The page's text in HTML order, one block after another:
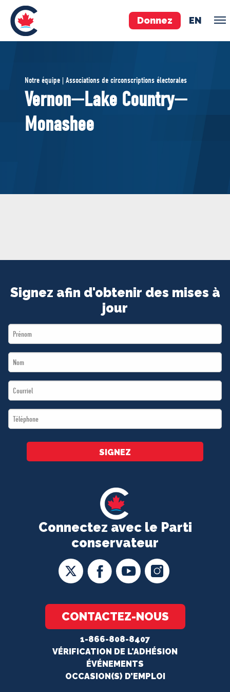
Donnez EN
ÉQUIPE
Pierre Poilievre
Vos députés conservateurs
Cabinet fantôme
BOUTIQUE
Notre équipe | Associations de circonscriptions électorales
Vernon—Lake Country—
Monashee
Connectez avec le Parti
conservateur
CONTACTEZ-NOUS
1-866-808-8407
VÉRIFICATION DE L'ADHÉSION
ÉVÉNEMENTS
OCCASION(S) D’EMPLOI
Signez afin d'obtenir des mises à
jour
First
Name
Last
Name
Email
*
Téléphone
*
SIGNEZ